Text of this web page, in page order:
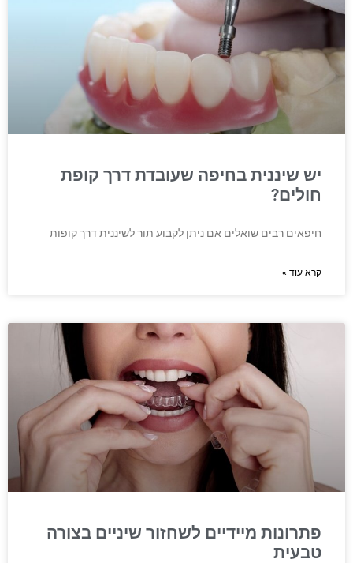
יש שיננית בחיפה שעובדת דרך קופת
חולים?
חיפאים רבים שואלים אם ניתן לקבוע תור לשיננית דרך קופות
קרא עוד »
פתרונות מיידיים לשחזור שיניים בצורה
טבעית